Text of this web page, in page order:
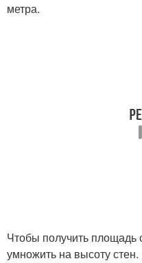
метра.
Чтобы получить площадь
умножить на высоту стен.